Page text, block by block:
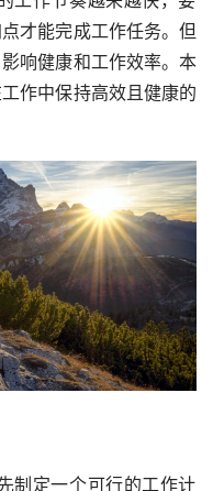
才能完成工作任务。但
响健康和工作效率。本
作中保持高效且健康的